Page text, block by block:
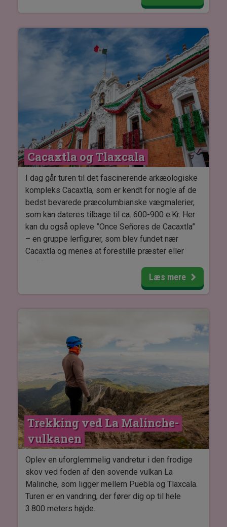
Riveras berømte vægmalerier, der skildrer
Herefter går turen til Mexicos Nationalmuseum
for Antropologi, beliggende ved indgangen til
Chapultepec-parken. Museet rummer
antropologiske, etnografiske og arkæologiske
samlinger, der belyser Mellemamerikas kultur.
Museets mest kendte værk er den
verdenskendte cirkulære Solsten, også kendt
som Aztekernes Kalender.
OBS: Denne tur kan ikke gennemføres mandag.
Cacaxtla og Tlaxcala
I dag går turen til det fascinerende arkæologiske
kompleks Cacaxtla, som er kendt for nogle af de
bedst bevarede præcolumbianske vægmalerier,
som kan dateres tilbage til ca. 600-900 e.Kr. Her
kan du også opleve ”Once Señores de Cacaxtla”
– en gruppe lerfigurer, som blev fundet nær
Cacaxtla og menes at forestille præster eller
Cacaxtla er et mindre besøgt ruinområde
Herefter tager du til byen Tlaxcala, hvor du
besøger Zócalo – byens centrale plads – som er
omgivet af koloniale portaler, hvor du finder
caféer, små butikker og en hyggelig stemning.
Det perfekte sted at mærke byens puls.
Du besøger også regeringspaladset, som
gemmer på et af Mexicos mest imponerende
vægmalerier: La Historia de Oaxaca, som med
sine intense farver og rige detaljer viser Oaxacas
historie – fra de oprindelige folks storhedstid til
regionens levende kultur i dag.
Læs mere
Trekking ved La Malinche-
vulkanen
Oplev en uforglemmelig vandretur i den frodige
skov ved foden af den sovende vulkan La
Malinche, som ligger mellem Puebla og Tlaxcala.
Turen er en vandring, der fører dig op til hele
3.800 meters højde.